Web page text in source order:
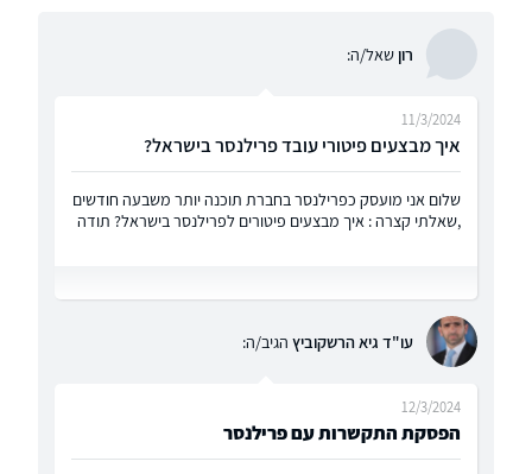
רוןשאל/ה:
איך מבצעים פיטורי עובד פרילנסר בישראל?
11/3/2024
שלום אני מועסק כפרילנסר בחברת תוכנה יותר משבעה חודשים
,שאלתי קצרה : איך מבצעים פיטורים לפרילנסר בישראל? תודה
עו"ד גיא הרשקוביץ הגיב/ה:
הפסקת התקשרות עם פרילנסר
12/3/2024